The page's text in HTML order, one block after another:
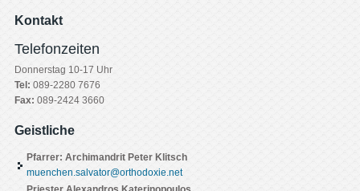
Kontakt
Telefonzeiten
Donnerstag 10-17 Uhr
Tel: 089-2280 7676
Fax: 089-2424 3660
Geistliche
Pfarrer: Archimandrit Peter Klitsch
muenchen.salvator@orthodoxie.net